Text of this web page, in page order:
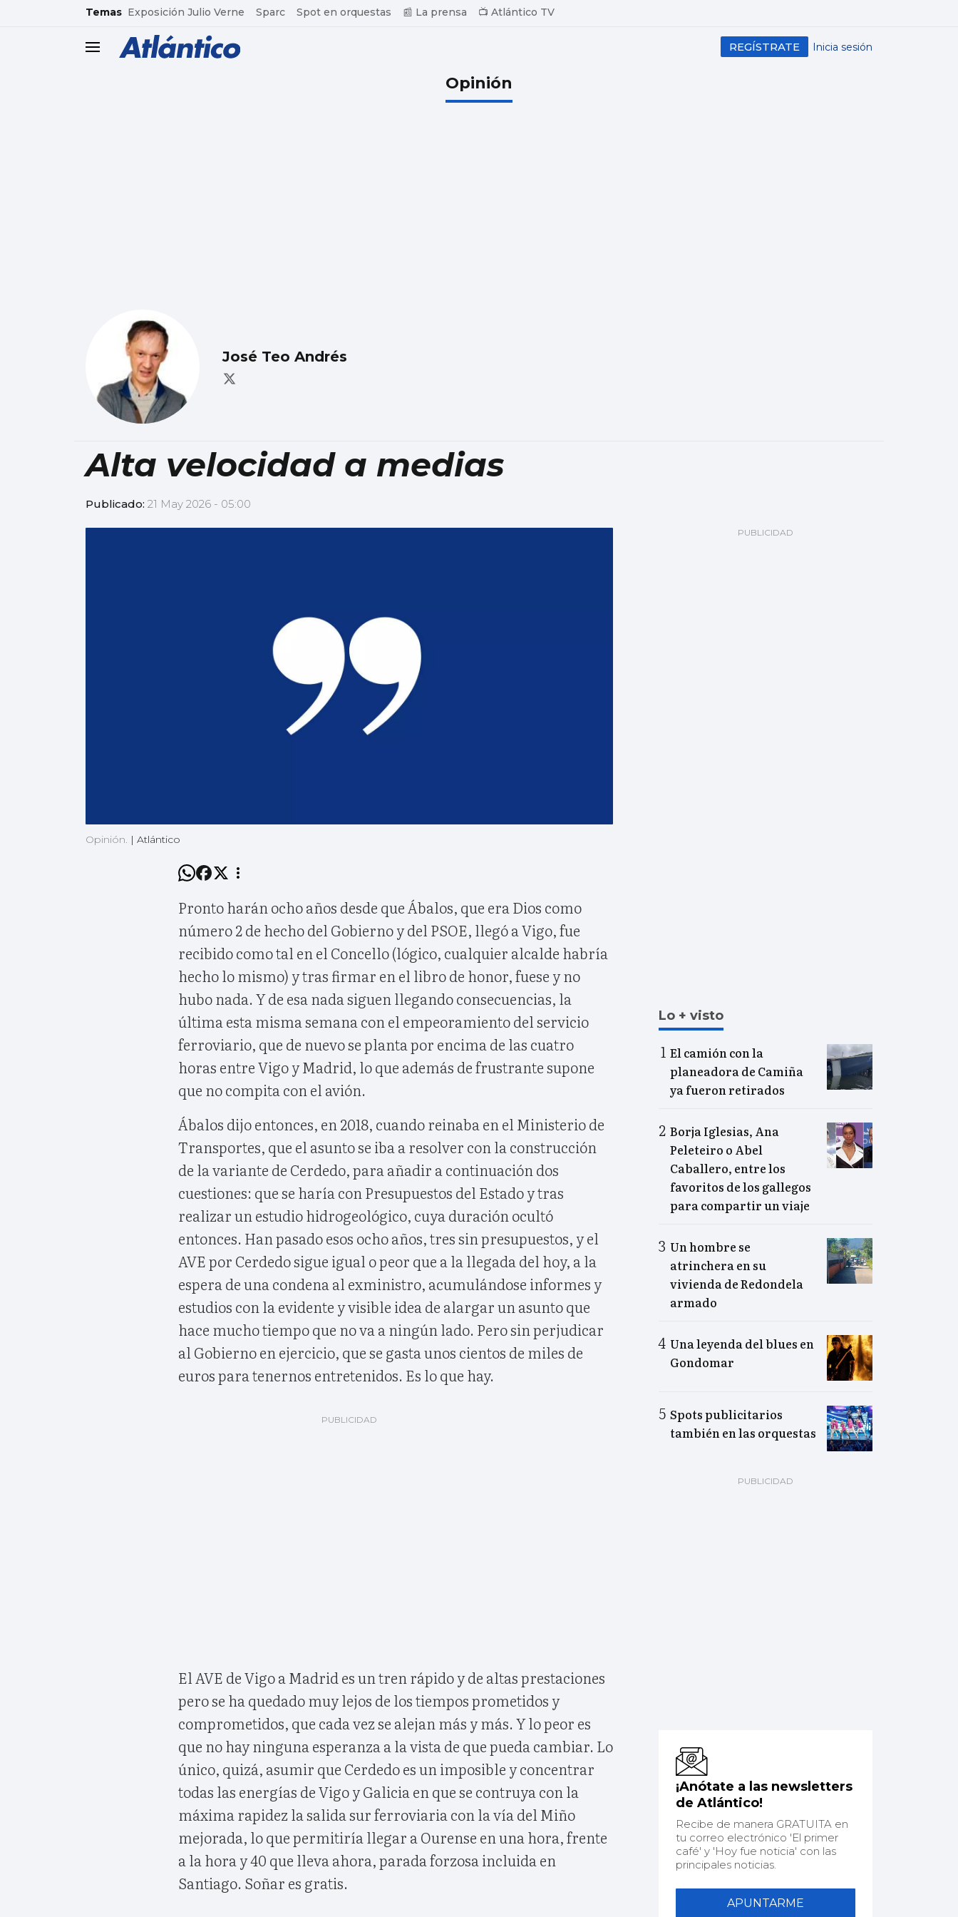
common.go-to-content
Temas Exposición Julio Verne Sparc Spot en orquestas 📰 La prensa 📺 Atlántico TV
header.menu.open Inicia sesión
REGÍSTRATE
Opinión
José Teo Andrés
Alta velocidad a medias
Publicado: 21 May 2026 - 05:00
Opinión. | Atlántico
Pronto harán ocho años desde que Ábalos, que era Dios como
número 2 de hecho del Gobierno y del PSOE, llegó a Vigo, fue
recibido como tal en el Concello (lógico, cualquier alcalde habría
hecho lo mismo) y tras firmar en el libro de honor, fuese y no
hubo nada. Y de esa nada siguen llegando consecuencias, la
última esta misma semana con el empeoramiento del servicio
ferroviario, que de nuevo se planta por encima de las cuatro
horas entre Vigo y Madrid, lo que además de frustrante supone
que no compita con el avión.
Ábalos dijo entonces, en 2018, cuando reinaba en el Ministerio de
Transportes, que el asunto se iba a resolver con la construcción
de la variante de Cerdedo, para añadir a continuación dos
cuestiones: que se haría con Presupuestos del Estado y tras
realizar un estudio hidrogeológico, cuya duración ocultó
entonces. Han pasado esos ocho años, tres sin presupuestos, y el
AVE por Cerdedo sigue igual o peor que a la llegada del hoy, a la
espera de una condena al exministro, acumulándose informes y
estudios con la evidente y visible idea de alargar un asunto que
hace mucho tiempo que no va a ningún lado. Pero sin perjudicar
al Gobierno en ejercicio, que se gasta unos cientos de miles de
euros para tenernos entretenidos. Es lo que hay.
El AVE de Vigo a Madrid es un tren rápido y de altas prestaciones
pero se ha quedado muy lejos de los tiempos prometidos y
comprometidos, que cada vez se alejan más y más. Y lo peor es
que no hay ninguna esperanza a la vista de que pueda cambiar. Lo
único, quizá, asumir que Cerdedo es un imposible y concentrar
todas las energías de Vigo y Galicia en que se contruya con la
máxima rapidez la salida sur ferroviaria con la vía del Miño
mejorada, lo que permitiría llegar a Ourense en una hora, frente
a la hora y 40 que lleva ahora, parada forzosa incluida en
Santiago. Soñar es gratis.
Lo + visto
El camión con la
planeadora de Camiña
ya fueron retirados
Borja Iglesias, Ana
Peleteiro o Abel
Caballero, entre los
favoritos de los gallegos
para compartir un viaje
Un hombre se
atrinchera en su
vivienda de Redondela
armado
Una leyenda del blues en
Gondomar
Spots publicitarios
también en las orquestas
¡Anótate a las newsletters
de Atlántico!
Recibe de manera GRATUITA en
tu correo electrónico 'El primer
café' y 'Hoy fue noticia' con las
principales noticias.
APUNTARME